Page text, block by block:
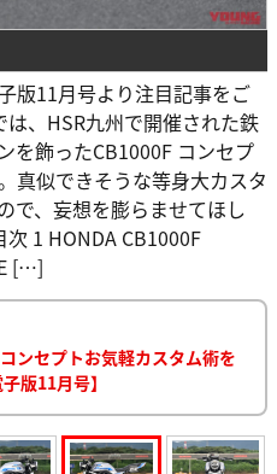
版11月号より注目記事をご
、HSR九州で開催された鉄
を飾ったCB1000F コンセプ
真似できそうな等身大カスタ
で、妄想を膨らませてほし
1 HONDA CB1000F
[…]
ンセプトお気軽カスタム術を
版11月号】